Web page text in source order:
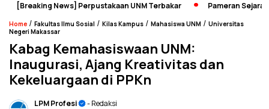
[Breaking News] Perpustakaan UNM Terbakar Pameran Sejarah
Home / Fakultas Ilmu Sosial / Kilas Kampus / Mahasiswa UNM / Universitas
Negeri Makassar
Kabag Kemahasiswaan UNM:
Inaugurasi, Ajang Kreativitas dan
Kekeluargaan di PPKn
LPM Profesi
- Redaksi